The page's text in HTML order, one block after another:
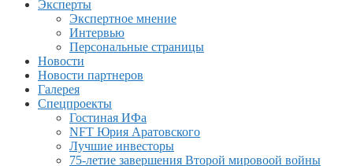
Эксперты
Экспертное мнение
Интервью
Персональные страницы
Новости
Новости партнеров
Галерея
Спецпроекты
Гостиная ИФа
NFT Юрия Аратовского
Лучшие инвесторы
75-летие завершения Второй мировоой войны